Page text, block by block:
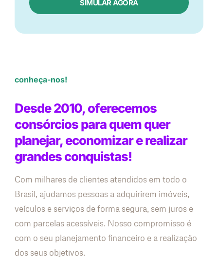
SIMULAR AGORA
conheça-nos!
Desde 2010, oferecemos
consórcios para quem quer
planejar, economizar e realizar
grandes conquistas!
Com milhares de clientes atendidos em todo o
Brasil, ajudamos pessoas a adquirirem imóveis,
veículos e serviços de forma segura, sem juros e
com parcelas acessíveis. Nosso compromisso é
com o seu planejamento financeiro e a realização
dos seus objetivos.